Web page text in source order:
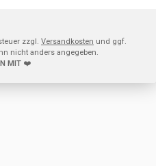
zzgl. Versandkosten und ggf.
nicht anders angegeben.
MIT ❤️